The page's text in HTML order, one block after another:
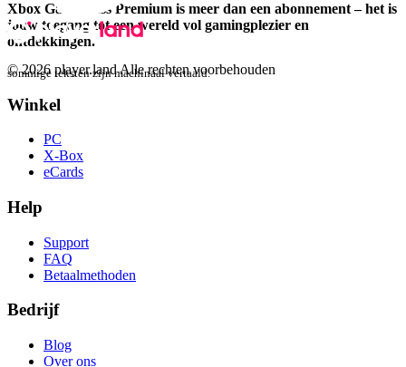
Xbox Game Pass Premium is meer dan een abonnement – het is
jouw toegang tot een wereld vol gamingplezier en
ontdekkingen.
sommige teksten zijn machinaal vertaald.
© 2026 player.land Alle rechten voorbehouden
Winkel
PC
X-Box
eCards
Help
Support
FAQ
Betaalmethoden
Bedrijf
Blog
Over ons